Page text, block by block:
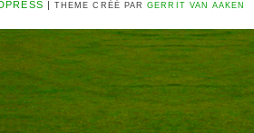
| THEME CRÉÉ PARGERRIT VAN AAKEN